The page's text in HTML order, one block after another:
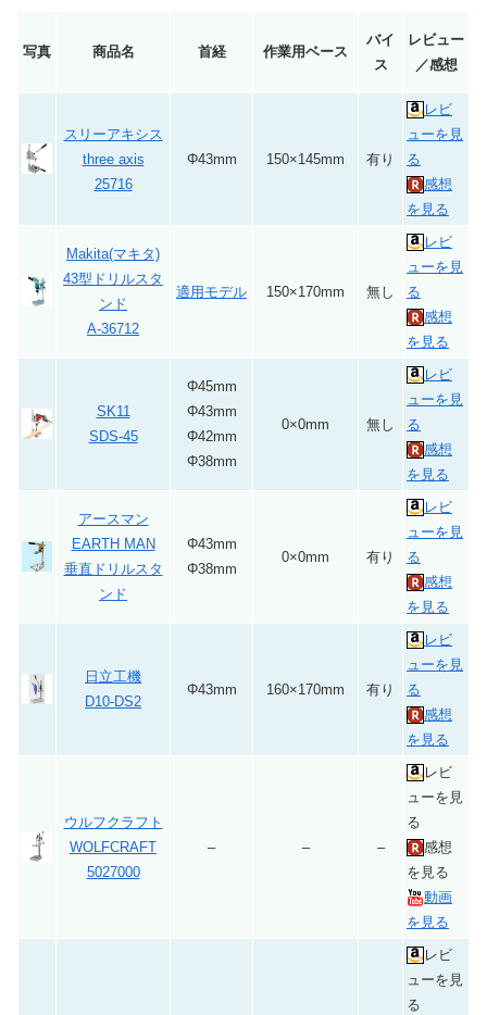
写真 商品名 首経 作業用ベース
バイ
ス
レビュー
／感想
スリーアキシス
three axis
25716
Φ43mm 150×145mm 有り
レビ
ューを見
る
感想
を見る
Makita(マキタ)
43型ドリルスタ
ンド
A-36712
適用モデル 150×170mm 無し
レビ
ューを見
る
感想
を見る
SK11
SDS-45
Φ45mm
Φ43mm
Φ42mm
Φ38mm
0×0mm 無し
レビ
ューを見
る
感想
を見る
アースマン
EARTH MAN
垂直ドリルスタ
ンド
Φ43mm
Φ38mm
0×0mm 有り
レビ
ューを見
る
感想
を見る
日立工機
D10-DS2
Φ43mm 160×170mm 有り
レビ
ューを見
る
感想
を見る
ウルフクラフト
WOLFCRAFT
5027000
– – –
レビ
ューを見
る
感想
を見る
動画
を見る
レビ
ューを見
る